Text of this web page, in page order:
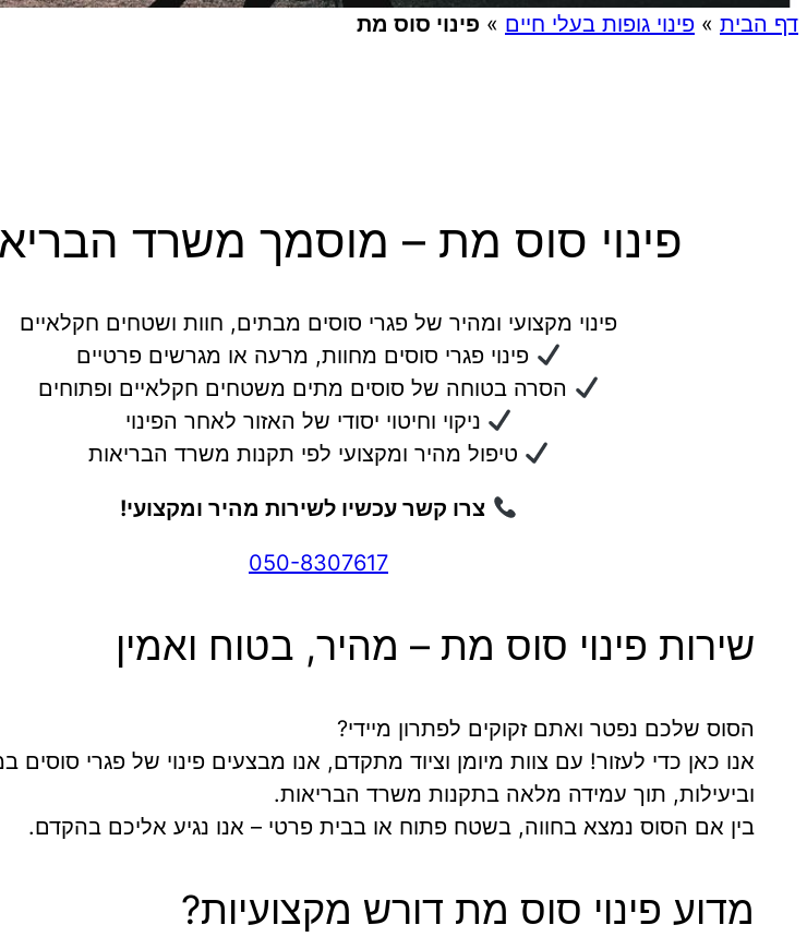
דף הבית » פינוי גופות בעלי חיים » פינוי סוס מת
פינוי סוס מת – מוסמך משרד
פינוי מקצועי ומהיר של פגרי סוסים מבתים, חוות ושטחים חקלאיים
פינוי פגרי סוסים מחוות, מרעה או מגרשים פרטיים
הסרה בטוחה של סוסים מתים משטחים חקלאיים ופתוחים
ניקוי וחיטוי יסודי של האזור לאחר הפינוי
טיפול מהיר ומקצועי לפי תקנות משרד הבריאות
צרו קשר עכשיו לשירות מהיר ומקצועי!
050-8307617
שירות פינוי סוס מת – מהיר, בטוח ואמין
הסוס שלכם נפטר ואתם זקוקים לפתרון מיידי?
אנו כאן כדי לעזור! עם צוות מיומן וציוד מתקדם, אנו מבצעים פינוי של פגרי סוסים
וביעילות, תוך עמידה מלאה בתקנות משרד הבריאות.
בין אם הסוס נמצא בחווה, בשטח פתוח או בבית פרטי – אנו נגיע אליכם בהקדם.
מדוע פינוי סוס מת דורש מקצועיות?